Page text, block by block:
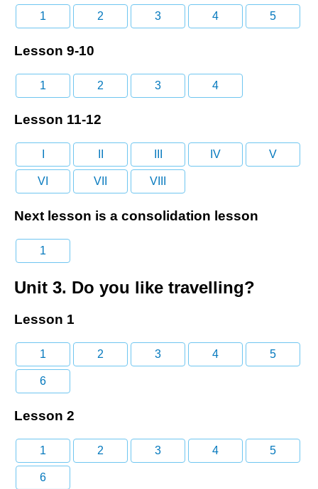
1 2 3 4 5
Lesson 9-10
1 2 3 4
Lesson 11-12
IV V
VI VII VIII
Next lesson is a consolidation lesson
1
Unit 3. Do you like travelling?
Lesson 1
1 2 3 4 5
6
Lesson 2
1 2 3 4 5
6